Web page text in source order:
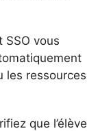
SSO vous
les ressources
que l’élève